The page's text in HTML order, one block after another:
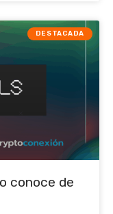
DESTACADA
conoce de